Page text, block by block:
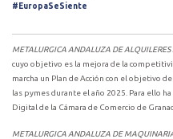
#EuropaSeSiente
METALURGICA ANDALUZA DE ALQUILERES
cuyo objetivo es la mejora de la
marcha un Plan de Acción con el objetivo
las pymes durante el año 2025. Para ello
Digital de la Cámara de Comercio de
METALURGICA ANDALUZA DE